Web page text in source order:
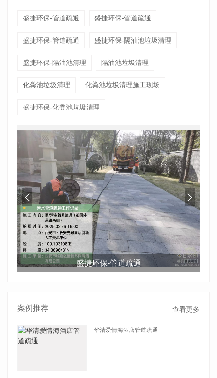
盛捷环保-管道疏通 盛捷环保-管道疏通
盛捷环保-管道疏通 盛捷环保-隔油池垃圾清理
盛捷环保-隔油池清理 隔油池垃圾清理
化粪池垃圾清理 化粪池垃圾清理施工现场
盛捷环保-化粪池垃圾清理
盛捷环保-管道疏通
案例推荐 查看更多
华清爱情海酒店管道疏通